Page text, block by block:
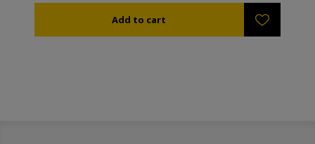
on a frame with their special “feet”.